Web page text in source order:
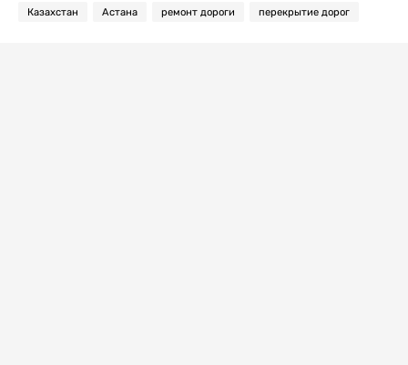
Казахстан Астана ремонт дороги перекрытие дорог